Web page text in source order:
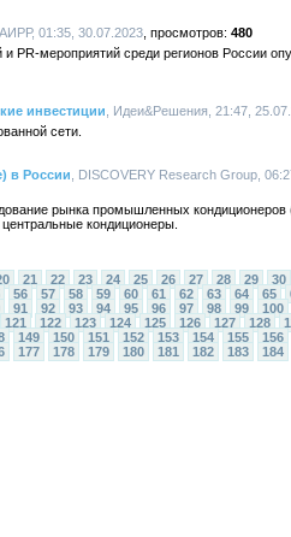
, АИРР, 01:35, 30.07.2023
480
PR-мероприятий среди регионов России
инвестиции , Идеи&Решения, 21:47,
сети.
в России , DISCOVERY Research Group,
рынка промышленных кондиционеров
кондиционеры.
21 22 23 24 25 26 27 28 29 30
56 57 58 59 60 61 62 63 64 65
91 92 93 94 95 96 97 98 99 100
121 122 123 124 125 126 127 128
149 150 151 152 153 154 155 156
177 178 179 180 181 182 183 184